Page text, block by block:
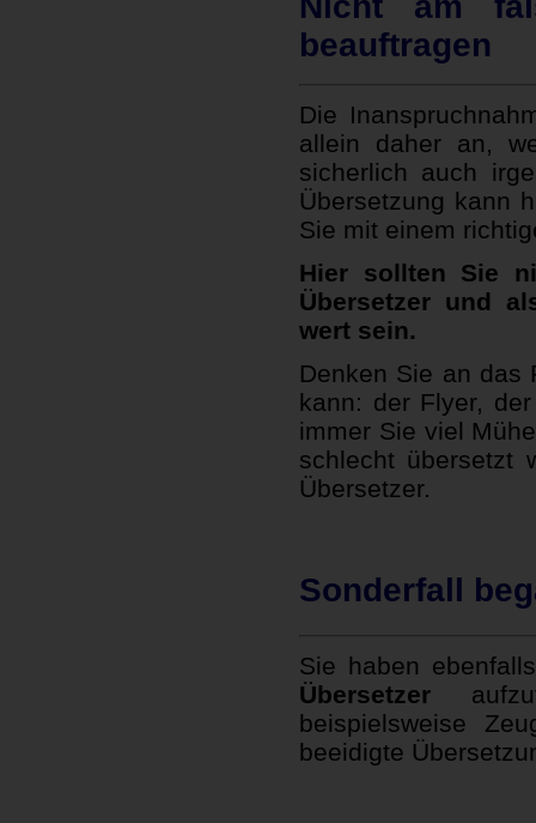
beauftragen
Die
allein daher an,
sicherlich auch
Übersetzung kann
Sie mit einem
Hier sollten Sie
Übersetzer und
wert sein.
Denken Sie an das
kann: der Flyer,
immer Sie viel
schlecht übersetzt
Übersetzer.
Sonderfall
Sie haben
Übersetzer
beispielsweise
beeidigte